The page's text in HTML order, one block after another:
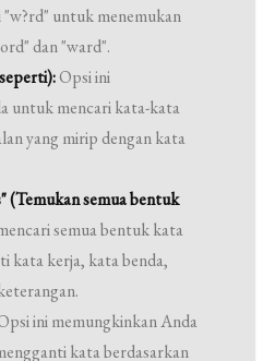
untuk menemukan
dan "ward".
Opsi ini
untuk mencari kata-kata
yang mirip dengan kata
(Temukan semua bentuk
semua bentuk kata
kata kerja, kata benda,
ini memungkinkan Anda
kata berdasarkan